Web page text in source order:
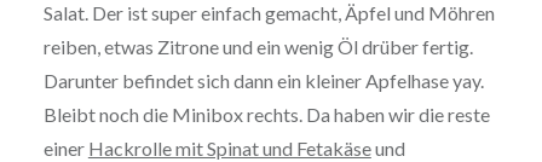
Salat. Der ist super einfach gemacht, Äpfel und Möhren
reiben, etwas Zitrone und ein wenig Öl drüber fertig.
Darunter befindet sich dann ein kleiner Apfelhase yay.
Bleibt noch die Minibox rechts. Da haben wir die reste
einer Hackrolle mit Spinat und Fetakäseund